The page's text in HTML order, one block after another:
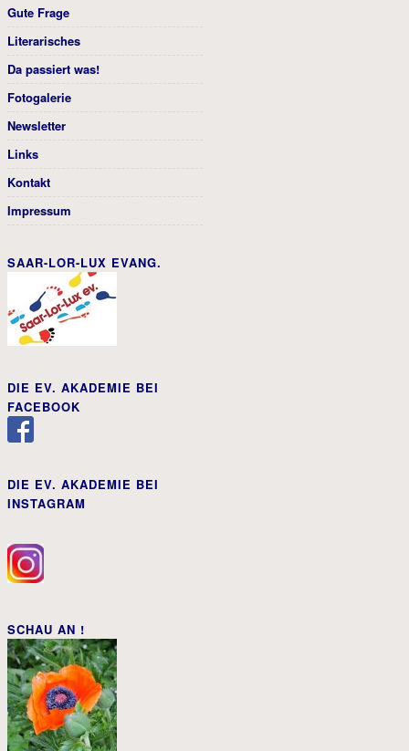
Gute Frage
Literarisches
Da passiert was!
Fotogalerie
Newsletter
Links
Kontakt
Impressum
SAAR-LOR-LUX EVANG.
DIE EV. AKADEMIE BEI
FACEBOOK
DIE EV. AKADEMIE BEI
INSTAGRAM
SCHAU AN !